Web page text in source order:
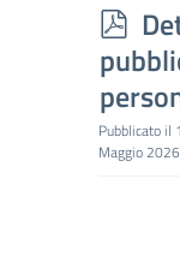
p
d
f
Pubblicato il
Maggio 2026